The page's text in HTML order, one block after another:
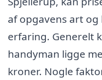
af opgavens art
erfaring. Generelt
handyman ligge
kroner. Nogle